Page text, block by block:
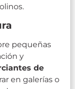
pequeñas
y
de
en galerías o